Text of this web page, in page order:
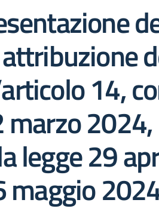
14,
legge 29
maggio